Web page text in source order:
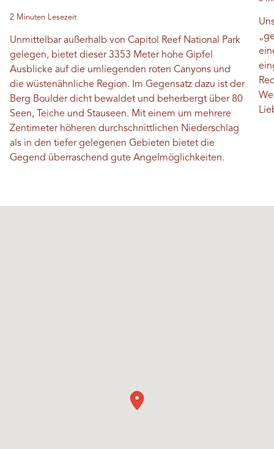
2 Minuten Lesezeit
Unmittelbar außerhalb von Capitol Reef National Park
gelegen, bietet dieser 3353 Meter hohe Gipfel
Ausblicke auf die umliegenden roten Canyons und
die wüstenähnliche Region. Im Gegensatz dazu ist der
Berg Boulder dicht bewaldet und beherbergt über 80
Seen, Teiche und Stauseen. Mit einem um mehrere
Zentimeter höheren durchschnittlichen Niederschlag
als in den tiefer gelegenen Gebieten bietet die
Gegend überraschend gute Angelmöglichkeiten.